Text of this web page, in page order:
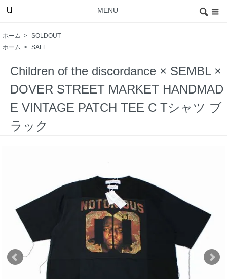
MENU
ホーム > SOLDOUT
ホーム > SALE
Children of the discordance × SEMBL ×
DOVER STREET MARKET HANDMAD
E VINTAGE PATCH TEE C Tシャツ ブ
ラック